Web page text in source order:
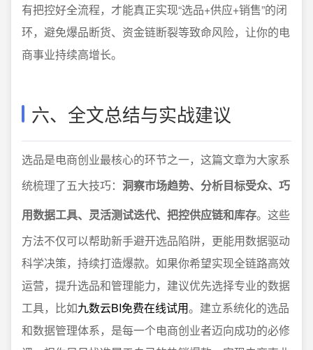
有把控好全流程，才能真正实现“选品+供应+销售”的闭
环，避免爆品断货、资金链断裂等致命风险，让你的电
商事业持续高增长。
六、全文总结与实战建议
选品是电商创业最核心的环节之一，这篇文章为大家系
统梳理了五大技巧： 洞察市场趋势、分析目标受众、巧
用数据工具、灵活测试迭代、把控供应链和库存。这些
方法不仅可以帮助新手避开选品陷阱，更能用数据驱动
科学决策，持续打造爆款。如果你希望实现全链路高效
运营，提升选品和管理能力，建议优先选择专业的数据
工具，比如九数云BI免费在线试用。建立系统化的选品
和数据管理体系，是每一个电商创业者迈向成功的必修